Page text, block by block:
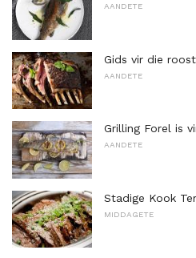
AANDETE
Gids vir die
AANDETE
Grilling Forel is
AANDETE
Stadige Kook
MIDDAGETE